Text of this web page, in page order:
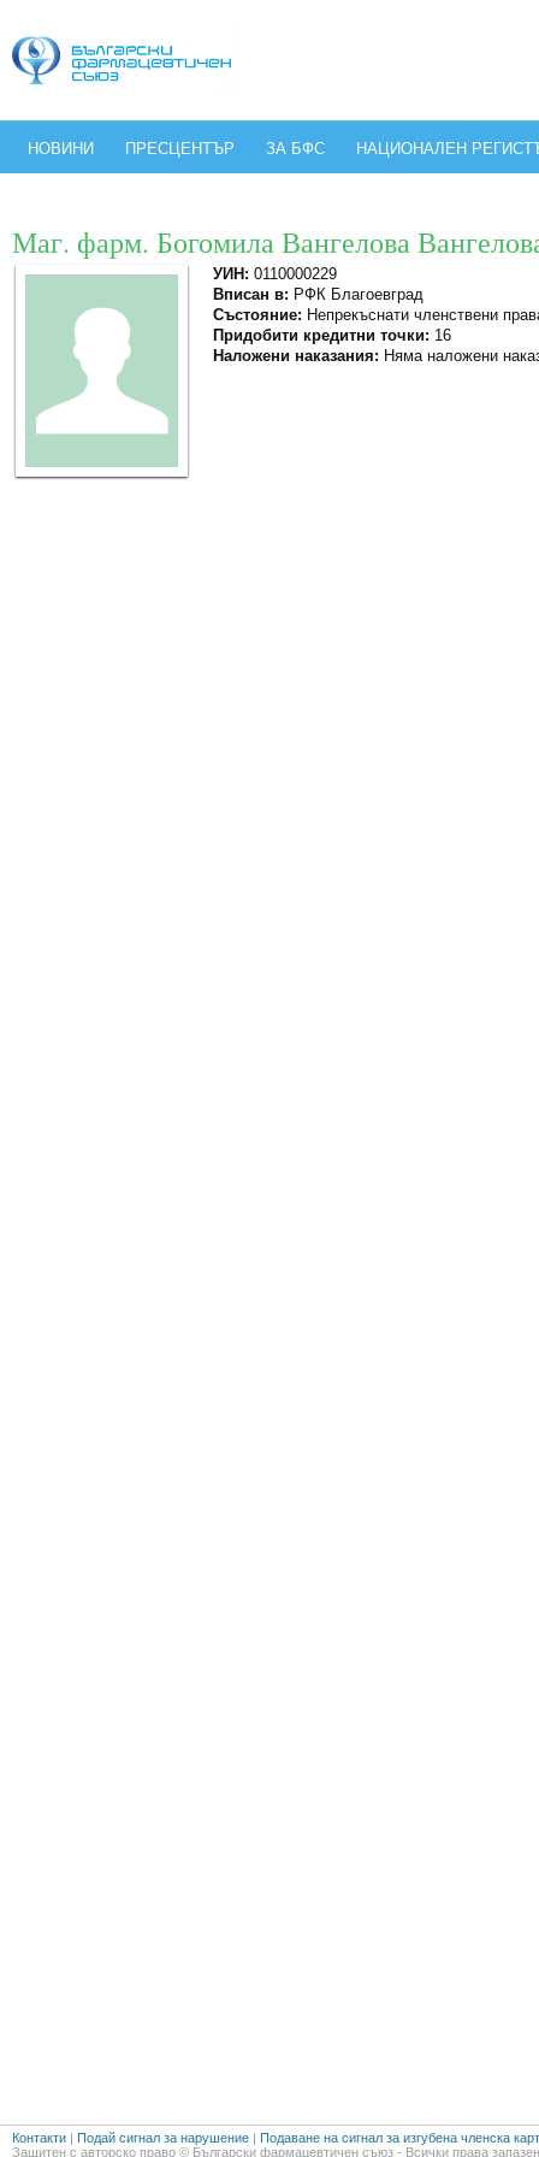
НОВИНИ ПРЕСЦЕНТЪР ЗА БФС НАЦИОНАЛЕН
Маг. фарм. Богомила Вангелова
УИН: 0110000229
Вписан в: РФК Благоевград
Състояние: Непрекъснати членствени
Придобити кредитни точки: 16
Наложени наказания: Няма наложени
Контакти | Подай сигнал за нарушение | Подаване на сигнал за изгубена членска
Защитен с авторско право © Български фармацевтичен съюз - Всички права